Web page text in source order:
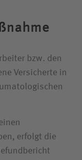
bzw. den
Versicherte in
erfolgt die